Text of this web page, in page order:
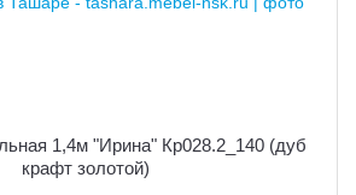
1,4м "Ирина" Кр028.2_140 (дуб
крафт золотой)